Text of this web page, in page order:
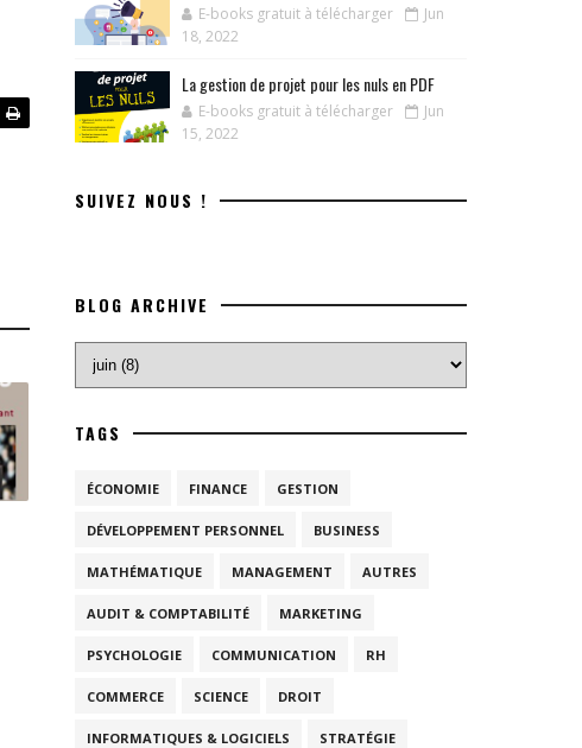
E-books gratuit à télécharger
Jun
18, 2022
La gestion de projet pour les nuls en PDF
E-books gratuit à télécharger
Jun
15, 2022
SUIVEZ NOUS !
BLOG ARCHIVE
TAGS
ÉCONOMIE FINANCE GESTION
DÉVELOPPEMENT PERSONNEL BUSINESS
MATHÉMATIQUE MANAGEMENT AUTRES
AUDIT & COMPTABILITÉ MARKETING
PSYCHOLOGIE COMMUNICATION RH
COMMERCE SCIENCE DROIT
INFORMATIQUES & LOGICIELS STRATÉGIE